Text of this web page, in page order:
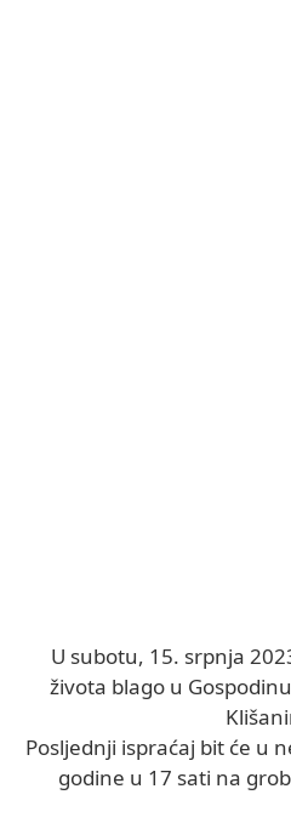
U subotu, 15. srpnja
života blago u
Posljednji ispraćaj bit će u
godine u 17 sati na